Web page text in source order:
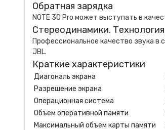
Обратная зарядка
NOTE 30 Pro может выступать в
Стереодинамики.
Профессиональное качество звука
JBL.
Краткие характеристики
Диагональ экрана
Разрешение экрана
Операционная система
Объем оперативной памяти
Максимальный объем карты памяти